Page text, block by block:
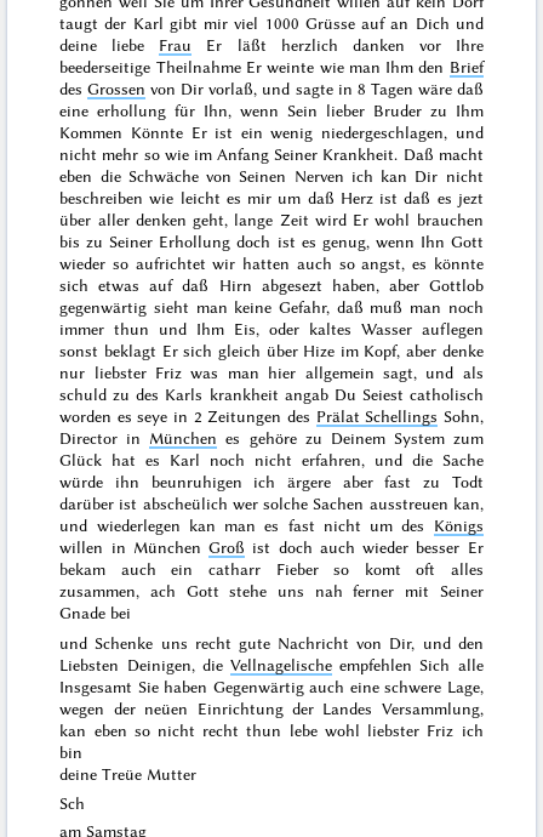
taugt der Karl gibt mir viel 1000 Grüsse auf an Dich und
deine liebe Frau Er läßt herzlich danken vor Ihre
beederseitige Theilnahme Er weinte wie man Ihm den Brief
desGrossen von Dir vorlaß, und sagte in 8 Tagen wäre daß
eine erhollung für Ihn, wenn Sein lieber Bruder zu Ihm
Kommen Könnte Er ist ein wenig niedergeschlagen, und
nicht mehr so wie im Anfang Seiner Krankheit. Daß macht
eben die Schwäche von Seinen Nerven ich kan Dir nicht
beschreiben wie leicht es mir um daß Herz ist daß es jezt
über aller denken geht, lange Zeit wird Er wohl brauchen
bis zu Seiner Erhollung doch ist es genug, wenn Ihn Gott
wieder so aufrichtet wir hatten auch so angst, es könnte
sich etwas auf daß Hirn abgesezt haben, aber Gottlob
gegenwärtig sieht man keine Gefahr, daß muß man noch
immer thun und Ihm Eis, oder kaltes Wasser auflegen
sonst beklagt Er sich gleich über Hize im Kopf, aber denke
nur liebster Friz was man hier allgemein sagt, und als
schuld zu des Karls krankheit angab Du Seiest catholisch
worden es seye in 2 Zeitungen des Prälat Schellings Sohn,
Director in München es gehöre zu Deinem System zum
Glück hat es Karl noch nicht erfahren, und die Sache
würde ihn beunruhigen ich ärgere aber fast zu Todt
darüber ist abscheülich wer solche Sachen ausstreuen kan,
und wiederlegen kan man es fast nicht um des Königs
willen in MünchenGroß ist doch auch wieder besser Er
bekam auch ein catharr Fieber so komt oft alles
zusammen, ach Gott stehe uns nah ferner mit Seiner
Gnade bei
und Schenke uns recht gute Nachricht von Dir, und den
Liebsten Deinigen, die Vellnagelische empfehlen Sich alle
Insgesamt Sie haben Gegenwärtig auch eine schwere Lage,
wegen der neüen Einrichtung der Landes Versammlung,
kan eben so nicht recht thun lebe wohl liebster Friz ich
bin
deine Treüe Mutter
Sch
am Samstag